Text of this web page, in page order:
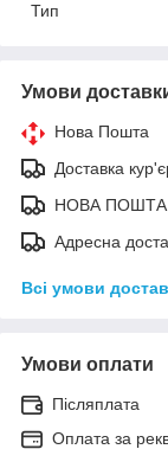
Тип
Умови
Нова Пошта
Доставка
НОВА ПОШТА
Адресна
Всі умови
Умови оплати
Післяплата
Оплата за